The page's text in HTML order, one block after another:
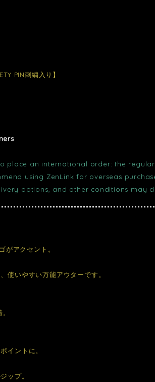
PIN刺繍入り】
place an international order: the
using ZenLink for overseas
options, and other conditions may
がアクセント。
使いやすい万能アウターです。
イントに。
ップ。